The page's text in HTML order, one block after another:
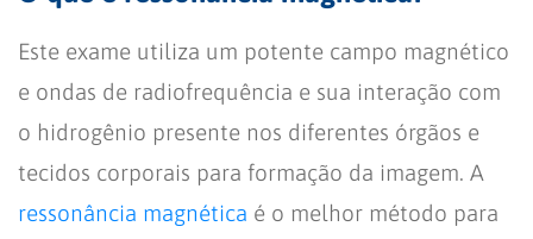
Este exame utiliza um potente campo magnético
e ondas de radiofrequência e sua interação com
o hidrogênio presente nos diferentes órgãos e
tecidos corporais para formação da imagem. A
ressonância magnética é o melhor método para